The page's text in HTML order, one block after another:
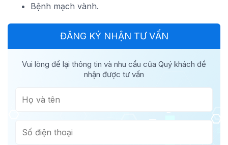
Bệnh mạch vành.
ĐĂNG KÝ NHẬN TƯ VẤN
Vui lòng để lại thông tin và nhu cầu của Quý khách để
nhận được tư vấn